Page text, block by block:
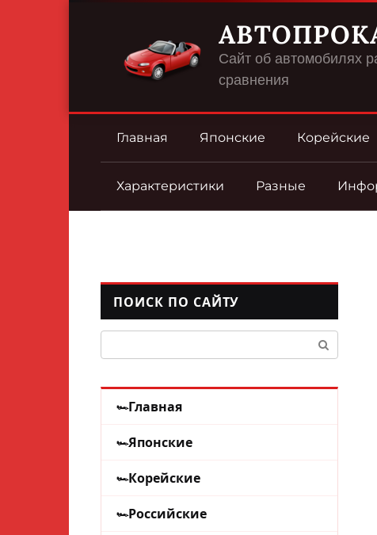
Сайт об автомобилях
сравнения
Главная Японские Корейские
Характеристики Разные
ПОИСК ПО САЙТУ
Главная
Японские
Корейские
Российские